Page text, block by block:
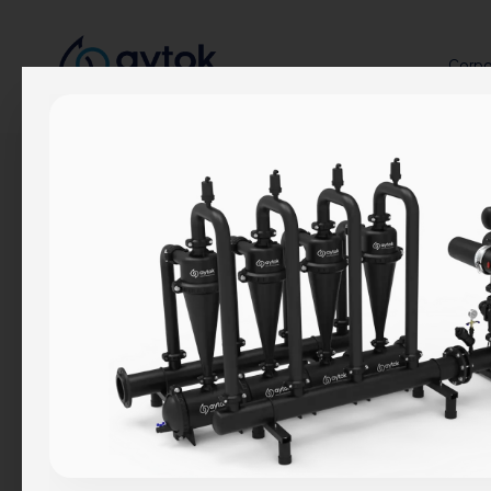
Corporativo
Quiénes Somos